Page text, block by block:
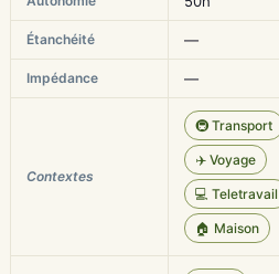
Étanchéité —
Impédance —
Contextes
🚇 Transport
✈️ Voyage
💻 Teletravail
🏠 Maison